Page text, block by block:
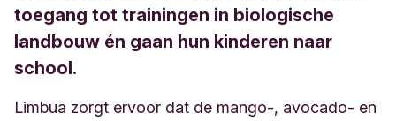
toegang tot trainingen in biologische
landbouw én gaan hun kinderen naar
school.
Limbua zorgt ervoor dat de mango-, avocado- en